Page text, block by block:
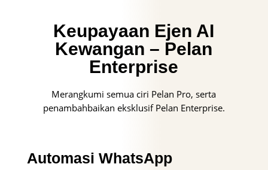
Keupayaan Ejen AI
Kewangan – Pelan
Enterprise
Merangkumi semua ciri Pelan Pro, serta
penambahbaikan eksklusif Pelan Enterprise.
Automasi WhatsApp